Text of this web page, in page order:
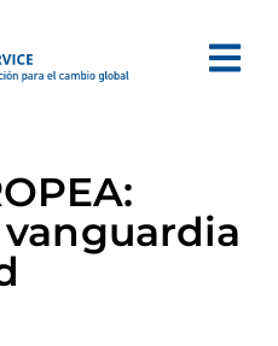
vanguardia